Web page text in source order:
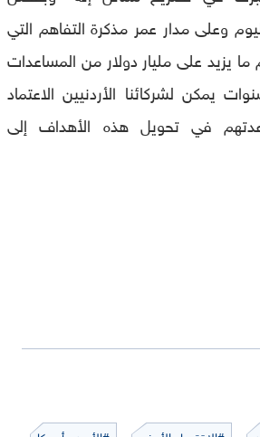
وعلى مدار عمر مذكرة التفاهم التي
ما يزيد على مليار دولار من المساعدات
يمكن لشركائنا الأردنيين الاعتماد
في تحويل هذه الأهداف إلى